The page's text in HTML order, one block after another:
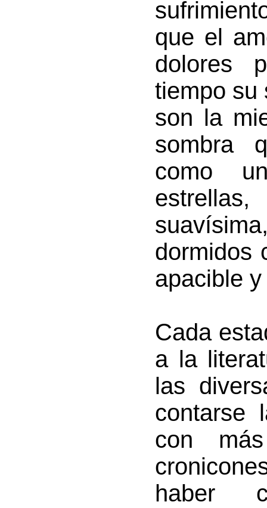
que el
dolores
tiempo su
son la
sombra
como
dormidos
apacible
Cada
a la
las
contarse
con
haber